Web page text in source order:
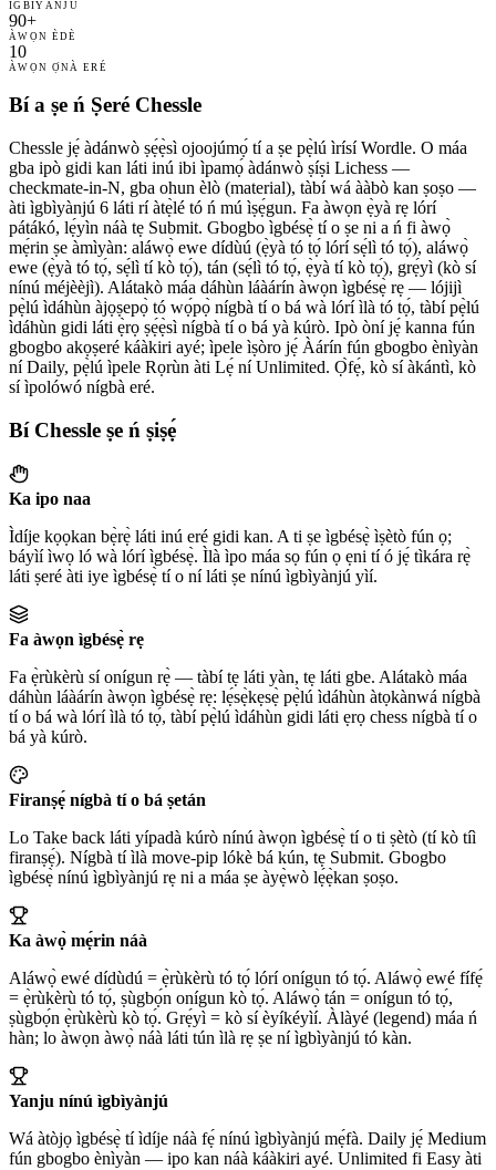
ÌGBÌYÀNJÚ
90+
ÀWỌN ÈDÈ
10
ÀWỌN Ọ̀NÀ ERÉ
Bí a ṣe ń Ṣeré Chessle
Chessle jẹ́ àdánwò ṣẹ́ẹ̀sì ojoojúmọ́ tí a ṣe pẹ̀lú ìrísí Wordle. O máa
gba ipò gidi kan láti inú ibi ìpamọ́ àdánwò ṣíṣi Lichess —
checkmate-in-N, gba ohun èlò (material), tàbí wá ààbò kan ṣoṣo —
àti ìgbìyànjú 6 láti rí àtẹ̀lé tó ń mú ìṣẹ́gun. Fa àwọn ẹ̀yà rẹ lórí
pátákó, lẹ́yìn náà tẹ Submit. Gbogbo ìgbésẹ̀ tí o ṣe ni a ń fi àwọ̀
mẹ́rin ṣe àmìyàn: aláwọ̀ ewe dídùú (ẹ̀yà tó tọ́ lórí sẹ́lì tó tọ́), aláwọ̀
ewe (ẹ̀yà tó tọ́, sẹ́lì tí kò tọ́), tán (sẹ́lì tó tọ́, ẹ̀yà tí kò tọ́), grẹ́yì (kò sí
nínú méjèèjì). Alátakò máa dáhùn láàárín àwọn ìgbésẹ̀ rẹ — lójijì
pẹ̀lú ìdáhùn àjọṣepọ̀ tó wọ́pọ̀ nígbà tí o bá wà lórí ìlà tó tọ́, tàbí pẹ̀lú
ìdáhùn gidi láti ẹ̀rọ ṣẹ́ẹ̀sì nígbà tí o bá yà kúrò. Ipò òní jẹ́ kanna fún
gbogbo akọṣeré káàkiri ayé; ìpele ìṣòro jẹ́ Àárín fún gbogbo ènìyàn
ní Daily, pẹ̀lú ìpele Rọrùn àti Lẹ́ ní Unlimited. Ọ̀fẹ́, kò sí àkántì, kò
sí ìpolówó nígbà eré.
Bí Chessle ṣe ń ṣiṣẹ́
Ka ipo naa
Ìdíje kọọkan bẹ̀rẹ̀ láti inú eré gidi kan. A ti ṣe ìgbésẹ̀ ìṣètò fún ọ;
báyìí ìwọ ló wà lórí ìgbésẹ̀. Ìlà ìpo máa sọ fún ọ ẹni tí ó jẹ́ tìkára rẹ̀
láti ṣeré àti iye ìgbésẹ̀ tí o ní láti ṣe nínú ìgbìyànjú yìí.
Fa àwọn ìgbésẹ̀ rẹ
Fa ẹ̀rùkèrù sí onígun rẹ̀ — tàbí tẹ láti yàn, tẹ láti gbe. Alátakò máa
dáhùn láàárín àwọn ìgbésẹ̀ rẹ: lẹ́sẹ̀kẹsẹ̀ pẹ̀lú ìdáhùn àtọkànwá nígbà
tí o bá wà lórí ìlà tó tọ́, tàbí pẹ̀lú ìdáhùn gidi láti ẹrọ chess nígbà tí o
bá yà kúrò.
Firanṣẹ́ nígbà tí o bá ṣetán
Lo Take back láti yípadà kúrò nínú àwọn ìgbésẹ̀ tí o ti ṣètò (tí kò tíì
firanṣẹ́). Nígbà tí ìlà move-pip lókè bá kún, tẹ Submit. Gbogbo
ìgbésẹ̀ nínú ìgbìyànjú rẹ ni a máa ṣe àyẹ̀wò lẹ́ẹ̀kan ṣoṣo.
Ka àwọ̀ mẹ́rin náà
Aláwọ̀ ewé dídùdú = ẹ̀rùkèrù tó tọ́ lórí onígun tó tọ́. Aláwọ̀ ewé fífẹ́
= ẹ̀rùkèrù tó tọ́, ṣùgbọ́n onígun kò tọ́. Aláwọ̀ tán = onígun tó tọ́,
ṣùgbọ́n ẹ̀rùkèrù kò tọ́. Grẹ́yì = kò sí èyíkéyìí. Àlàyé (legend) máa ń
hàn; lo àwọn àwọ̀ náà láti tún ìlà rẹ ṣe ní ìgbìyànjú tó kàn.
Yanju nínú ìgbìyànjú
Wá àtòjọ ìgbésẹ̀ tí ìdíje náà fẹ́ nínú ìgbìyànjú mẹ́fà. Daily jẹ́ Medium
fún gbogbo ènìyàn — ipo kan náà káàkiri ayé. Unlimited fi Easy àti